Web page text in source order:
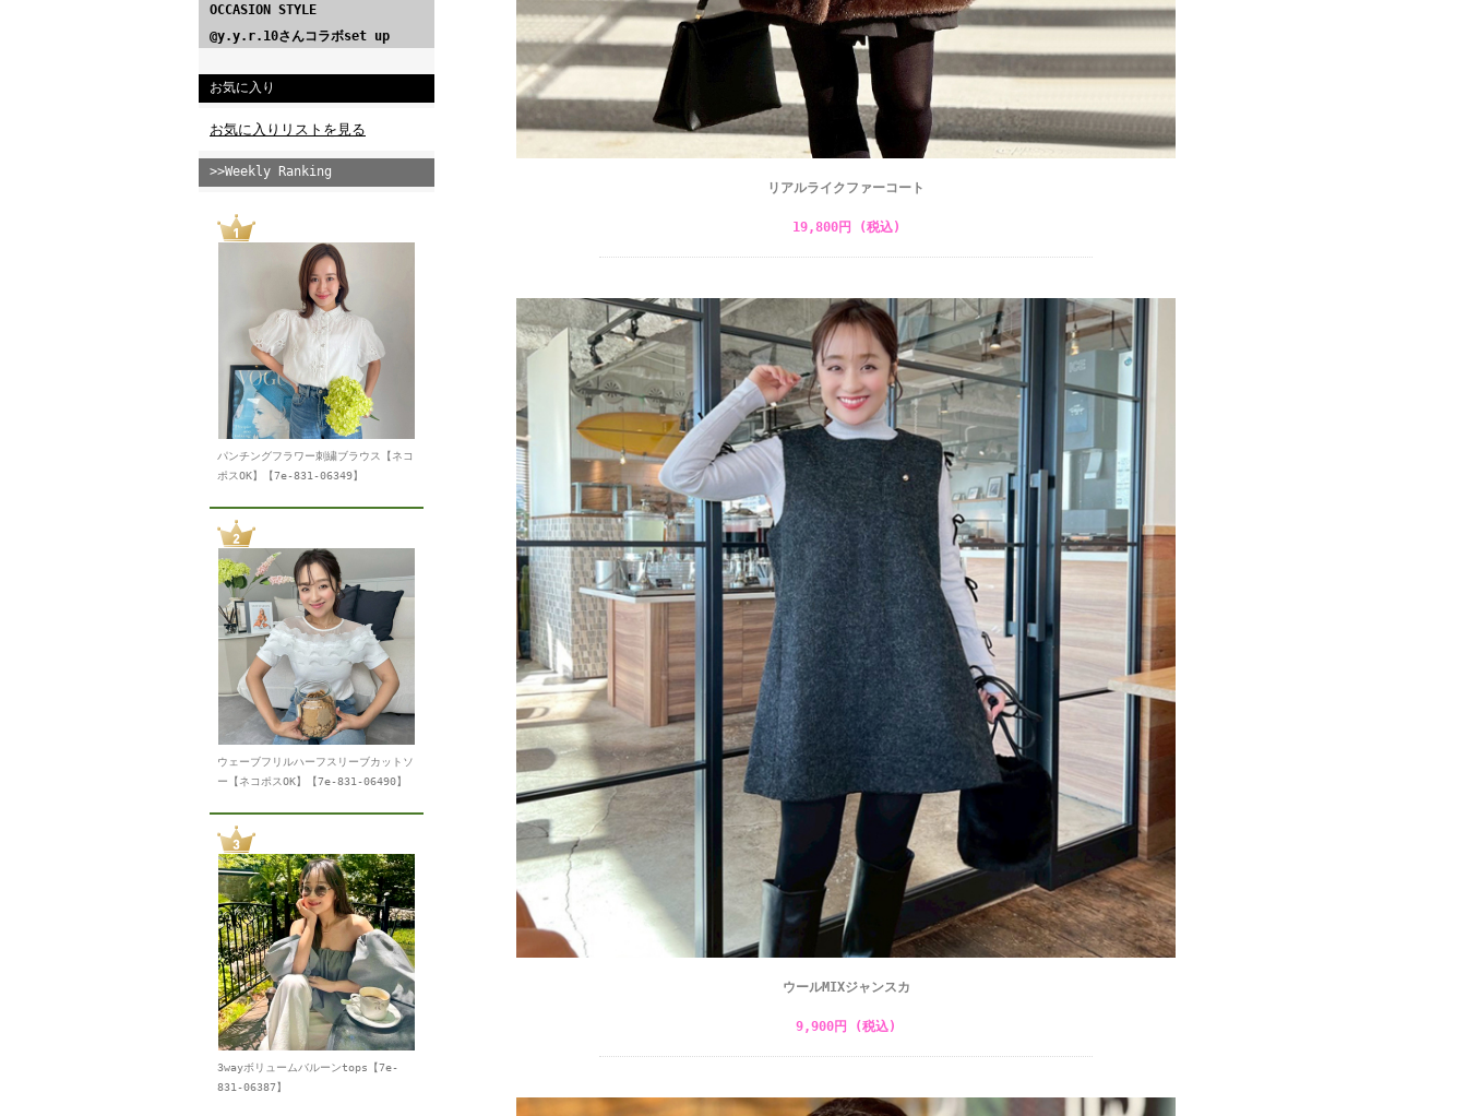
OCCASION STYLE
@y.y.r.10さんコラボset up
お気に入り
お気に入りリストを見る
>>Weekly Ranking
パンチングフラワー刺繍ブラウス【ネコ
ポスOK】【7e-831-06349】
ウェーブフリルハーフスリーブカットソ
ー【ネコポスOK】【7e-831-06490】
3wayボリュームバルーンtops【7e-
831-06387】
リアルライクファーコート
19,800円 (税込)
ウールMIXジャンスカ
9,900円 (税込)